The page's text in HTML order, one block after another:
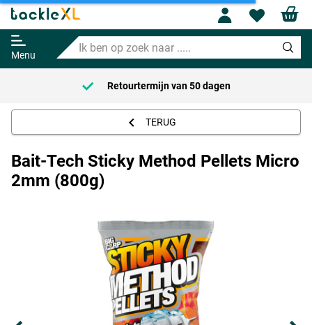
Menu
Ik
ben
op
zoek
naar
Profile
Bait-Tech Sticky Method Pellets
Micro 2mm (800g)
6.25
Retourtermijn van 50 dagen
TERUG
Bait-Tech Sticky Method Pellets Micro
2mm (800g)